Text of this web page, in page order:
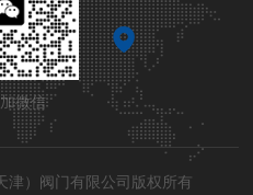
微信
）阀门有限公司版权所有